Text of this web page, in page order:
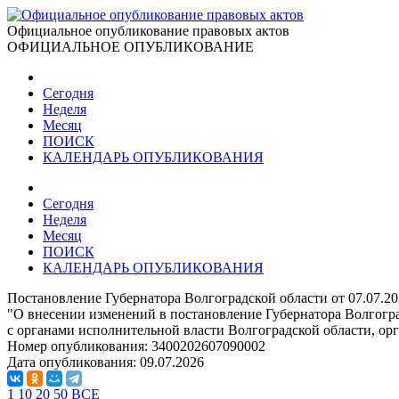
Официальное опубликование правовых актов
ОФИЦИАЛЬНОЕ ОПУБЛИКОВАНИЕ
Сегодня
Неделя
Месяц
ПОИСК
КАЛЕНДАРЬ ОПУБЛИКОВАНИЯ
Сегодня
Неделя
Месяц
ПОИСК
КАЛЕНДАРЬ ОПУБЛИКОВАНИЯ
Постановление Губернатора Волгоградской области от
"О внесении изменений в постановление Губернатора
с органами исполнительной власти Волгоградской области,
Номер опубликования: 3400202607090002
Дата опубликования: 09.07.2026
1 10 20 50 ВСЕ